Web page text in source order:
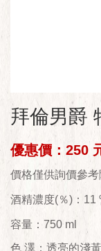
拜倫男爵
優惠價：250
價格僅供詢價參
酒精濃度(％)：11
容量：750 ml
色 澤：透亮的淺